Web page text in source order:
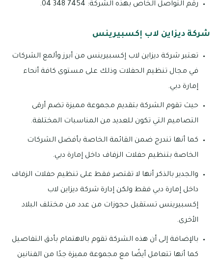
رقم التواصل الخاص بهذه الشركة: 7454 348 04.
شركة ديزاين لاب إكسبيرينس
تعتبر شركة ديزاين لاب إكسبيرينس من أبرز وألمع الشركات
في مجال تنظيم الحفلات وذلك على مستوى كافة أنحاء
إمارة دبي.
حيث تقوم الشركة بتقديم مجموعة مميزة تضم أرقى
التصاميم التي تكون للعديد من المناسبات المختلفة.
كما أنها تندرج ضمن القائمة الخاصة بأفضل الشركات
الخاصة بتنظيم حفلات الزفاف داخل إمارة دبي.
والجدير بالذكر أنها لا تقتصر فقط على تنظيم حفلات الزفاف
داخل إمارة دبي فقط ولكن إدارة شركة ديزاين لاب
إكسبيرينس تستقبل حجوزات من عدد من مختلف البلاد
الأخرى.
بالإضافة إلى أن هذه الشركة تقوم بالاهتمام بأدق التفاصيل
كما أنها تتعامل أيضًا مع مجموعة مميزة جدًا من الفنانين